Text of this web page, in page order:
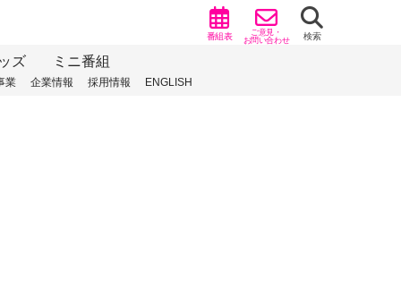
番組表 ご意見・
お問い合わせ 検索
ズ ミニ番組
業 企業情報 採用情報 ENGLISH